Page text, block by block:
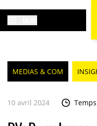
MEDIAS & COM
10 avril 2024